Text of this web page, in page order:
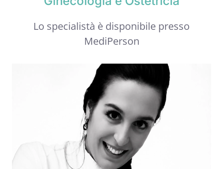
Lo specialistà è disponibile presso
MediPerson